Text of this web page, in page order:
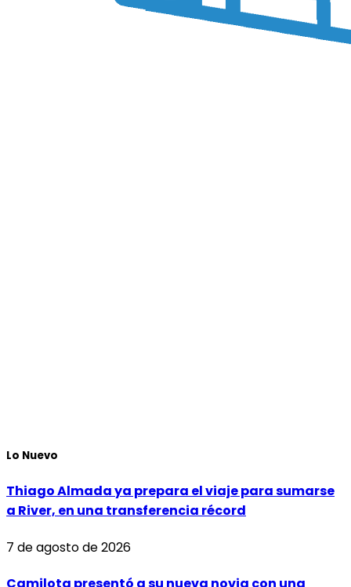
Lo Nuevo
Thiago Almada ya prepara el viaje para sumarse
a River, en una transferencia récord
7 de agosto de 2026
Camilota presentó a su nueva novia con una